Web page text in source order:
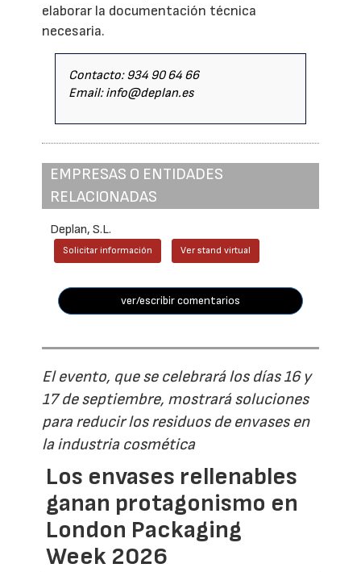
elaborar la documentación técnica
necesaria.
Contacto: 934 90 64 66
Email: info@deplan.es
EMPRESAS O ENTIDADES
RELACIONADAS
Deplan, S.L.
Solicitar información Ver stand virtual
ver/escribir comentarios
El evento, que se celebrará los días 16 y
17 de septiembre, mostrará soluciones
para reducir los residuos de envases en
la industria cosmética
Los envases rellenables
ganan protagonismo en
London Packaging
Week 2026